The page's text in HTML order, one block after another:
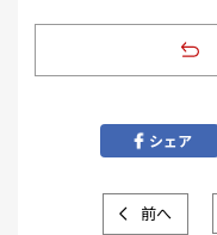
シェア
前へ